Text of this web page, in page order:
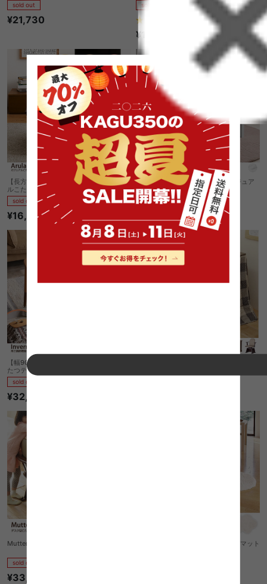
sold out
¥21,730
sold out
¥15,999
【長方形:75cm×60cm】Arula カジュア
ルこたつテーブル
sold out
¥16,000
【長方形:75cm×60cm】Arula カジュア
ルこたつテーブル
sold out
【幅90cm】 Inverno 高さ調節機能付 こ
たつテーブル 単品
sold out
¥32,120
Mutter デスク型こたつ+掛け布団
sold out
¥33,220
キュート&ポップ 雲シルエットラグマット